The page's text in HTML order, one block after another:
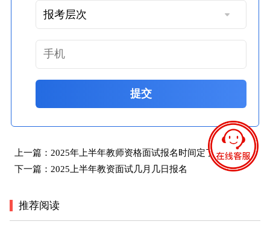
提交
上一篇： 2025年上半年教师资格面试报名时间定了！
下一篇： 2025上半年教资面试几月几日报名
推荐阅读